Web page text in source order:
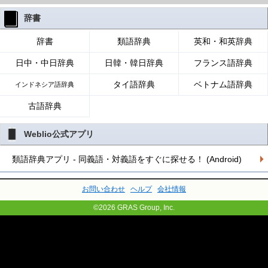
辞書
辞書 類語辞典 英和・和英辞典
日中・中日辞典 日韓・韓日辞典 フランス語辞典
インドネシア語辞典 タイ語辞典 ベトナム語辞典
古語辞典
Weblio公式アプリ
類語辞典アプリ - 同義語・対義語をすぐに探せる！ (Android)
お問い合わせ ヘルプ 会社情報
©2026 GRAS Group, Inc.